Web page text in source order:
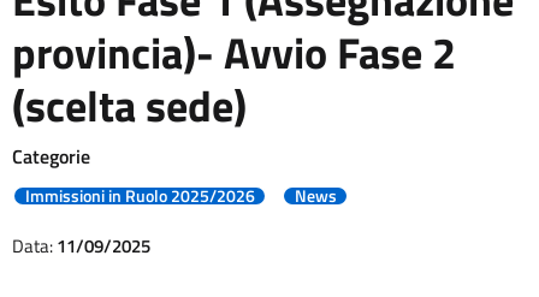
provincia)- Avvio Fase 2
(scelta sede)
Categorie
Immissioni in Ruolo 2025/2026 News
Data:11/09/2025